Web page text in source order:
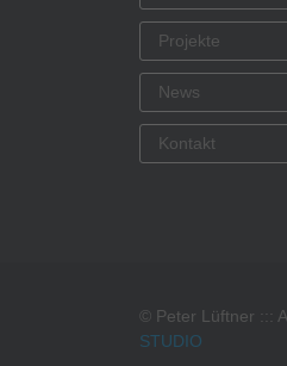
Projekte
News
Kontakt
© Peter Lüftner :::
STUDIO